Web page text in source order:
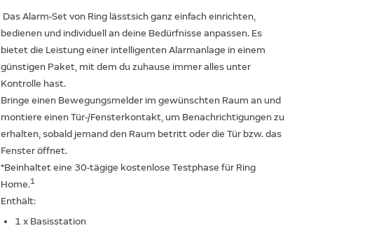
Das Alarm-Set von Ring lässtsich ganz einfach einrichten,
bedienen und individuell an deine Bedürfnisse anpassen. Es
bietet die Leistung einer intelligenten Alarmanlage in einem
günstigen Paket, mit dem du zuhause immer alles unter
Kontrolle hast.
Bringe einen Bewegungsmelder im gewünschten Raum an und
montiere einen Tür-/Fensterkontakt, um Benachrichtigungen zu
erhalten, sobald jemand den Raum betritt oder die Tür bzw. das
Fenster öffnet.
*Beinhaltet eine 30-tägige kostenlose Testphase für Ring
Home.1
Enthält:
1 x Basisstation